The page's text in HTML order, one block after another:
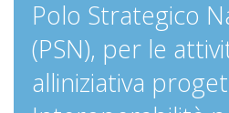
Polo Strategico
(PSN), per le
alliniziativa